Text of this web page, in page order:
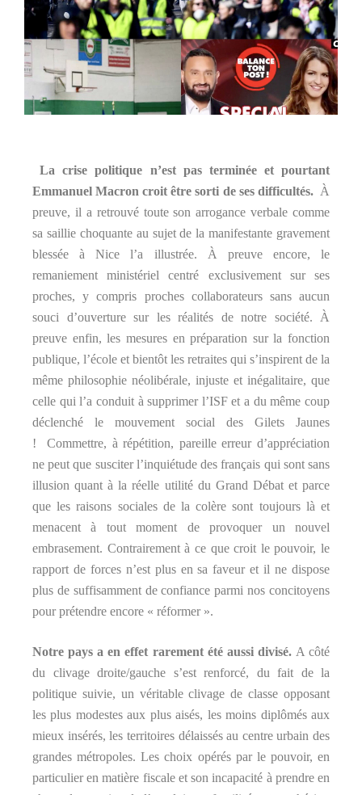
La crise politique n’est pas terminée et pourtant
Emmanuel Macron croit être sorti de ses difficultés.À
preuve, il a retrouvé toute son arrogance verbale comme
sa saillie choquante au sujet de la manifestante gravement
blessée à Nice l’a illustrée. À preuve encore, le
remaniement ministériel centré exclusivement sur ses
proches, y compris proches collaborateurs sans aucun
souci d’ouverture sur les réalités de notre société. À
preuve enfin, les mesures en préparation sur la fonction
publique, l’école et bientôt les retraites qui s’inspirent de la
même philosophie néolibérale, injuste et inégalitaire, que
celle qui l’a conduit à supprimer l’ISF et a du même coup
déclenché le mouvement social des Gilets Jaunes
! Commettre, à répétition, pareille erreur d’appréciation
ne peut que susciter l’inquiétude des français qui sont sans
illusion quant à la réelle utilité du Grand Débat et parce
que les raisons sociales de la colère sont toujours là et
menacent à tout moment de provoquer un nouvel
embrasement. Contrairement à ce que croit le pouvoir, le
rapport de forces n’est plus en sa faveur et il ne dispose
plus de suffisamment de confiance parmi nos concitoyens
pour prétendre encore « réformer ».
Notre pays a en effet rarement été aussi divisé. A côté
du clivage droite/gauche s’est renforcé, du fait de la
politique suivie, un véritable clivage de classe opposant
les plus modestes aux plus aisés, les moins diplômés aux
mieux insérés, les territoires délaissés au centre urbain des
grandes métropoles. Les choix opérés par le pouvoir, en
particulier en matière fiscale et son incapacité à prendre en